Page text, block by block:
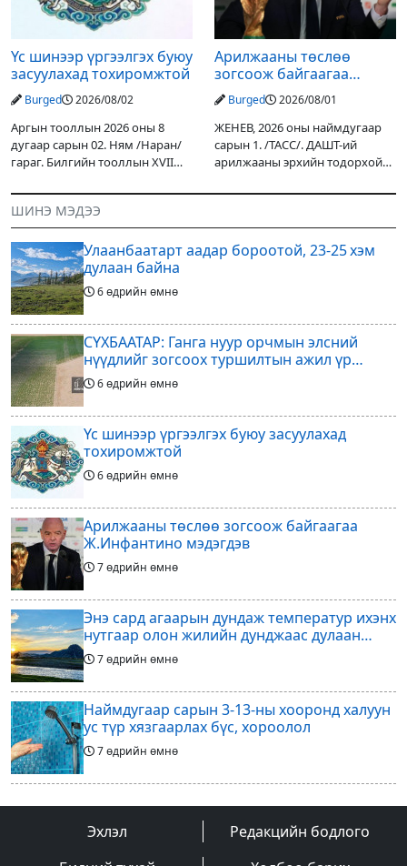
Үс шинээр үргээлгэх буюу
засуулахад тохиромжтой
Burged 2026/08/02
Аргын тооллын 2026 оны 8
дугаар сарын 02. Ням /Наран/
гараг. Билгийн тооллын XVII
гал Морин жилийн Зуны адаг
хөхөгчин хонь сарын шинийн
19, Адъяа /Асралт/
Арилжааны төслөө
зогсоож байгаагаа
Ж.Инфантино мэдэгдэв
Burged 2026/08/01
ЖЕНЕВ, 2026 оны наймдугаар
сарын 1. /ТАСС/. ДАШТ-ий
арилжааны эрхийн тодорхой
оруулагчдад худалдах
шийдвэрлэснээ ФИФА-гийн
ерөнхийлөгч Жанни
ШИНЭ МЭДЭЭ
Улаанбаатарт аадар бороотой, 23-25 хэм
дулаан байна
6 өдрийн өмнө
СҮХБААТАР: Ганга нуур орчмын элсний
нүүдлийг зогсоох туршилтын ажил үр
дүнгээ өгч эхэлжээ
6 өдрийн өмнө
Үс шинээр үргээлгэх буюу засуулахад
тохиромжтой
6 өдрийн өмнө
Арилжааны төслөө зогсоож байгаагаа
Ж.Инфантино мэдэгдэв
7 өдрийн өмнө
Энэ сард агаарын дундаж температур ихэнх
нутгаар олон жилийн дунджаас дулаан
байна
7 өдрийн өмнө
Наймдугаар сарын 3-13-ны хооронд халуун
ус түр хязгаарлах бүс, хороолол
7 өдрийн өмнө
Үс шинээр үргээлгэх буюу засуулахад
Эхлэл
Редакцийн бодлого